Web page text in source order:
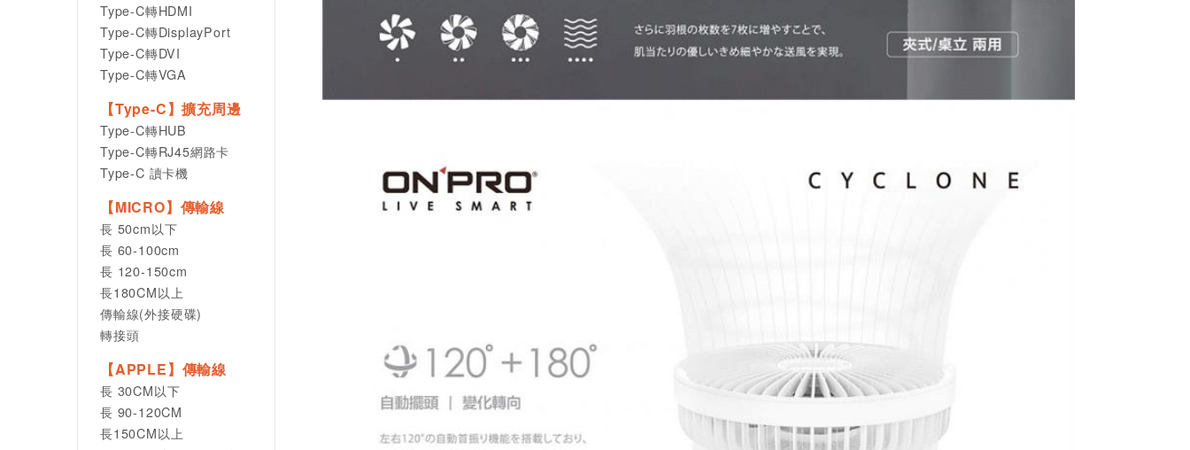
Type-C轉HDMI
Type-C轉DisplayPort
Type-C轉DVI
Type-C轉VGA
【Type-C】擴充周邊
Type-C轉HUB
Type-C轉RJ45網路卡
Type-C 讀卡機
【MICRO】傳輸線
長 50cm以下
長 60-100cm
長 120-150cm
長180CM以上
傳輸線(外接硬碟)
轉接頭
【APPLE】傳輸線
長 30CM以下
長 90-120CM
長150CM以上